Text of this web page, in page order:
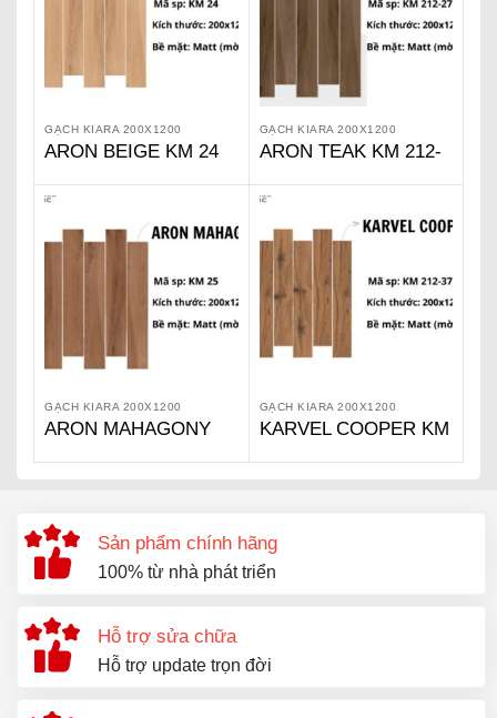
GẠCH KIARA 200X1200
ARON BEIGE KM 24
GẠCH KIARA 200X1200
ARON TEAK KM 212-
GẠCH KIARA 200X1200
ARON MAHAGONY
GẠCH KIARA 200X1200
KARVEL COOPER KM
Sản phẩm chính hãng
100% từ nhà phát triển
Hỗ trợ sửa chữa
Hỗ trợ update trọn đời